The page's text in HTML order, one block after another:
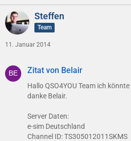
Steffen
Team
11. Januar 2014
Zitat von Belair
Hallo QSO4YOU Team ich
danke Belair.
Server Daten:
e-sim Deutschland
Channel ID: TS305012011SKMS